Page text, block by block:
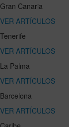
Gran Canaria
VER ARTÍCULOS
Tenerife
VER ARTÍCULOS
La Palma
VER ARTÍCULOS
Barcelona
VER ARTÍCULOS